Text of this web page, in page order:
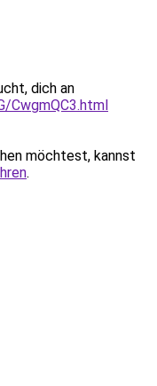
dich an
CwgmQC3.html
möchtest, kannst
.